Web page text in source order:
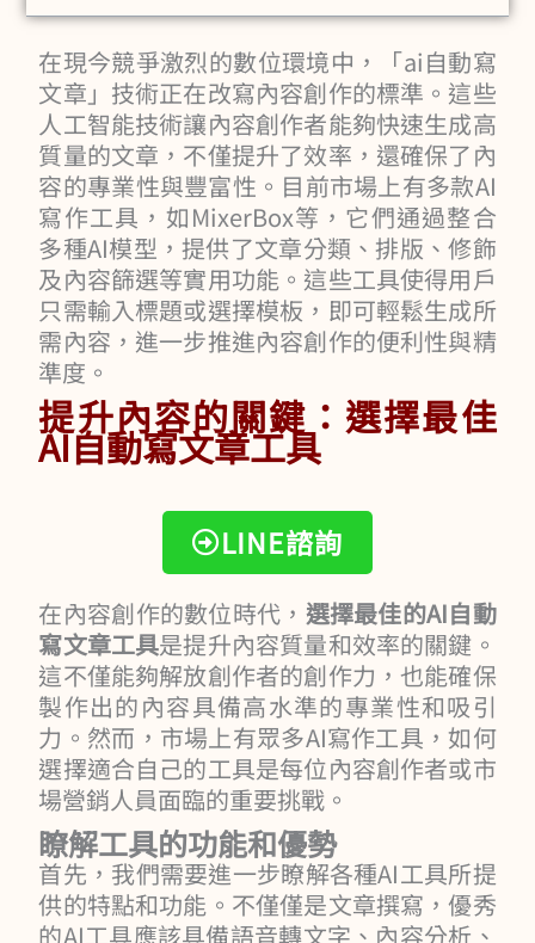
在現今競爭激烈的數位環境中，「ai自動寫
文章」技術正在改寫內容創作的標準。這些
人工智能技術讓內容創作者能夠快速生成高
質量的文章，不僅提升了效率，還確保了內
容的專業性與豐富性。目前市場上有多款AI
寫作工具，如MixerBox等，它們通過整合
多種AI模型，提供了文章分類、排版、修飾
及內容篩選等實用功能。這些工具使得用戶
只需輸入標題或選擇模板，即可輕鬆生成所
需內容，進一步推進內容創作的便利性與精
準度。
提升內容的關鍵：選擇最佳
AI自動寫文章工具
LINE諮詢
在內容創作的數位時代， 選擇最佳的AI自動
寫文章工具是提升內容質量和效率的關鍵。
這不僅能夠解放創作者的創作力，也能確保
製作出的內容具備高水準的專業性和吸引
力。然而，市場上有眾多AI寫作工具，如何
選擇適合自己的工具是每位內容創作者或市
場營銷人員面臨的重要挑戰。
瞭解工具的功能和優勢
首先，我們需要進一步瞭解各種AI工具所提
供的特點和功能。不僅僅是文章撰寫，優秀
的AI工具應該具備語音轉文字、內容分析、